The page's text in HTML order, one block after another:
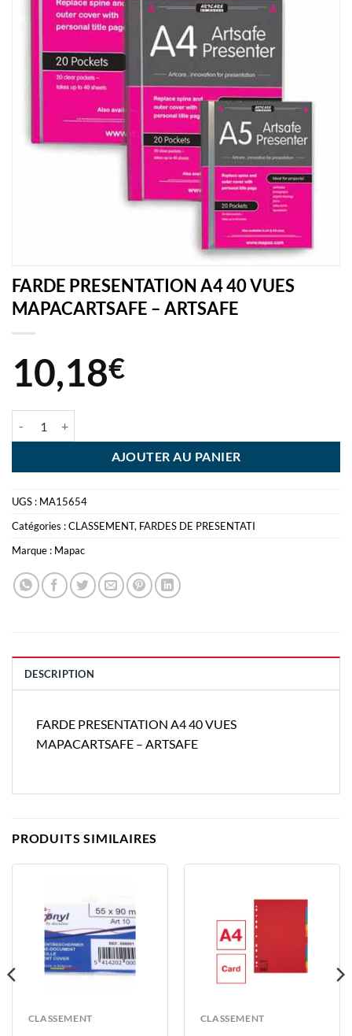
FARDE PRESENTATION A4 40 VUES
MAPACARTSAFE – ARTSAFE
10,18€
AJOUTER AU PANIER
UGS : MA15654
Catégories :CLASSEMENT, FARDES DE PRESENTATI
Marque : Mapac
DESCRIPTION
FARDE PRESENTATION A4 40 VUES
MAPACARTSAFE – ARTSAFE
PRODUITS SIMILAIRES
CLASSEMENT CLASSEMENT